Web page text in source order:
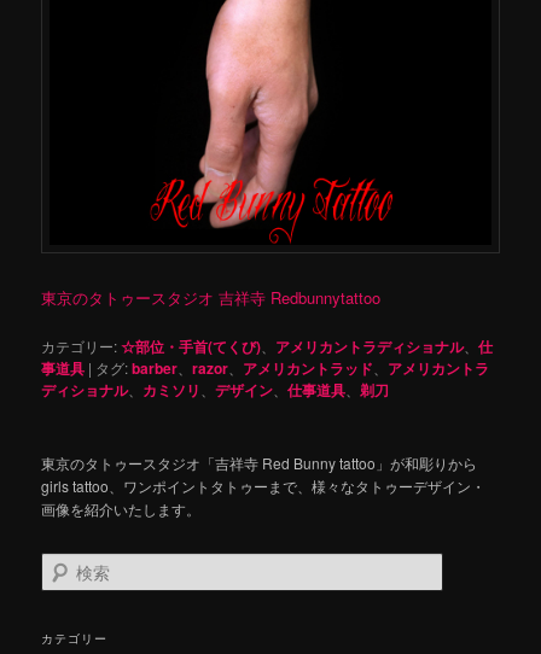
東京のタトゥースタジオ 吉祥寺 Redbunnytattoo
カテゴリー:☆部位・手首(てくび) アメリカントラディショナル、仕
事道具 | タグ:barber 、razor アメリカントラッド
アメリカントラ
ディショナル、 カミソリ 、デザイン 、仕事道具 剃刀
東京のタトゥースタジオ「吉祥寺 Red Bunny tattoo」が和彫りから
girls tattoo、ワンポイントタトゥーまで、様々なタトゥーデザイン・
画像を紹介いたします。
検
索
カテゴリー